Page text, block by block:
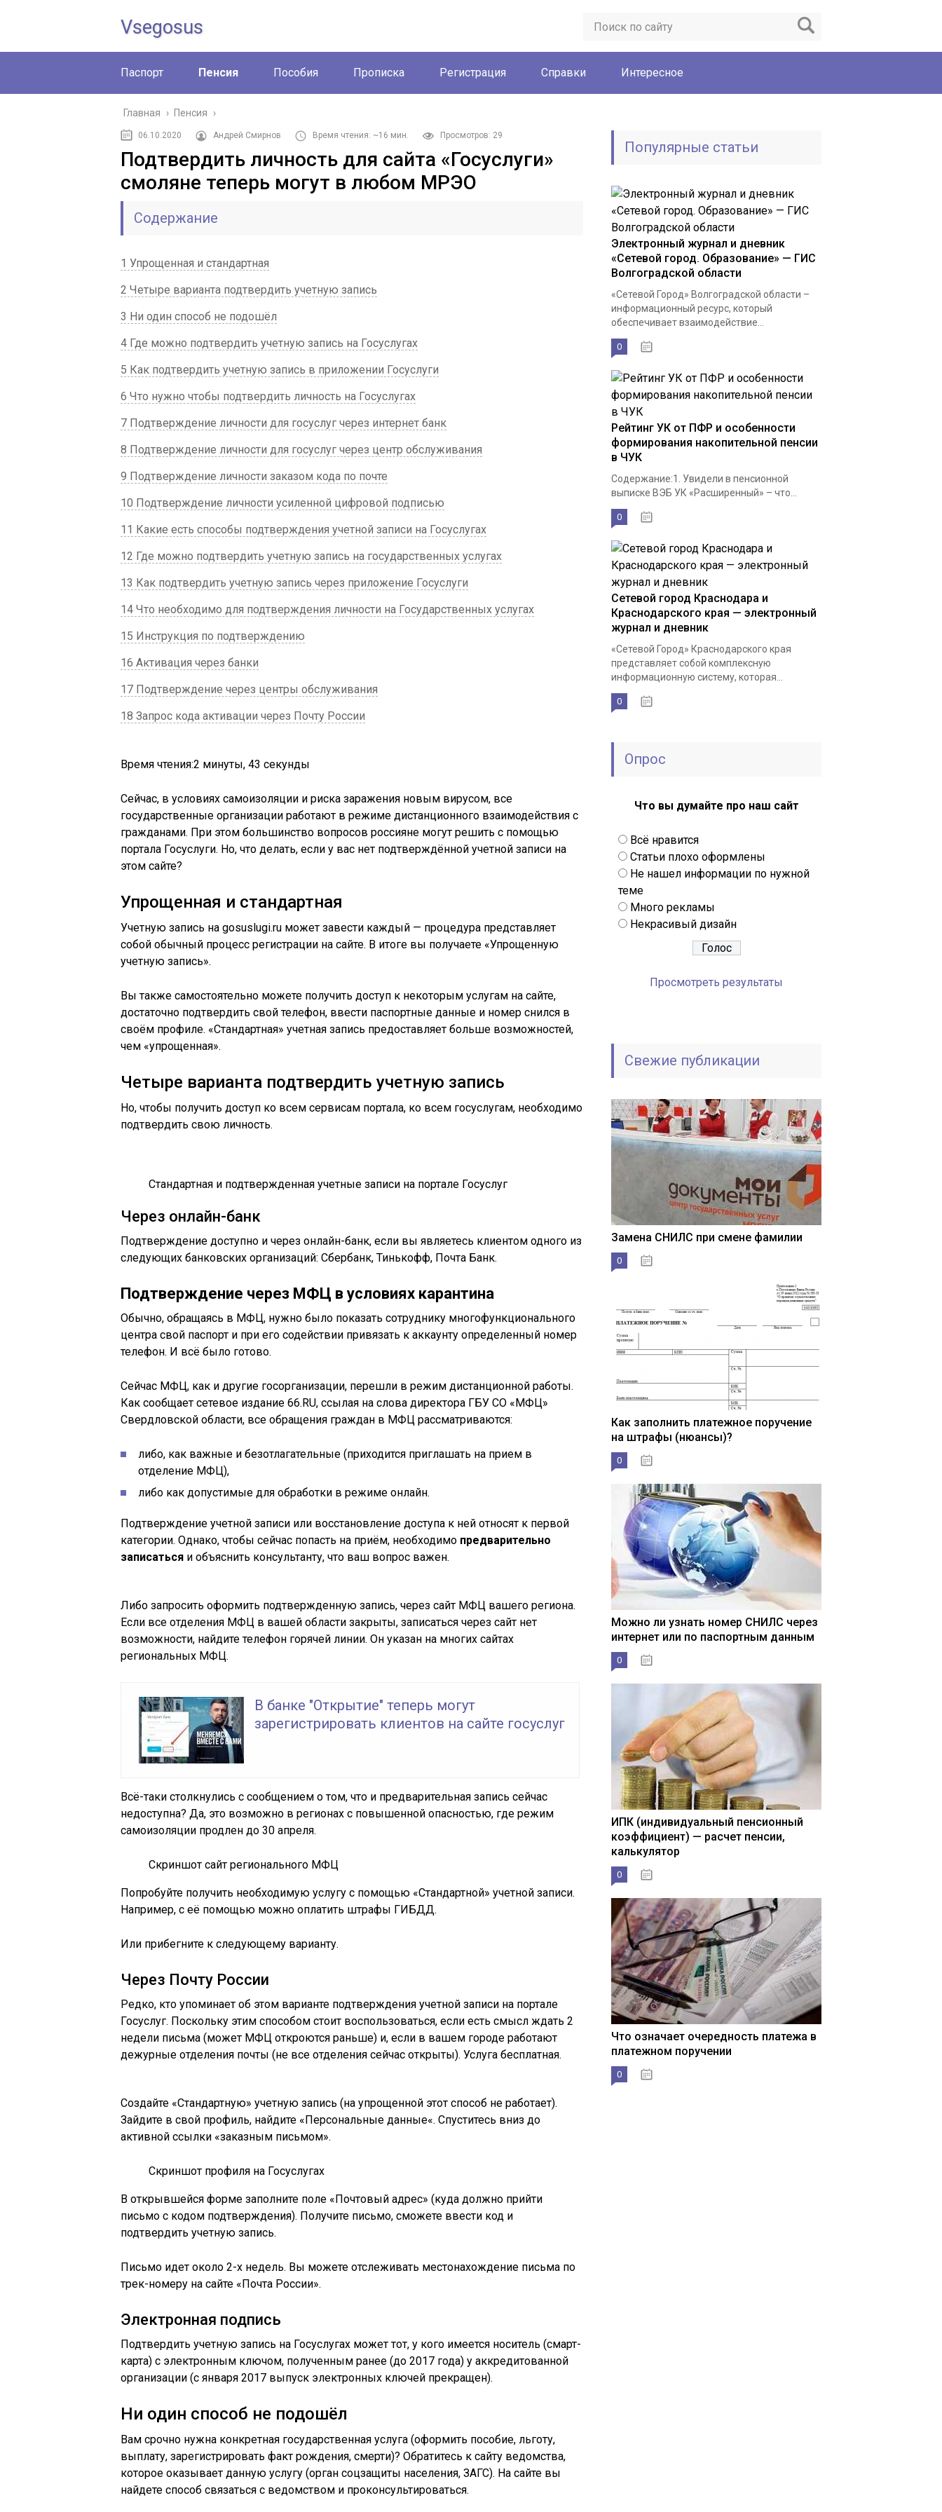
Vsegosus
Паспорт Пенсия Пособия Прописка Регистрация Справки Интересное
Главная › Пенсия ›
06.10.2020 Андрей Смирнов Время чтения: ~16 мин. Просмотров: 29
Подтвердить личность для сайта «Госуслуги»
смоляне теперь могут в любом МРЭО
Содержание
1 Упрощенная и стандартная
2 Четыре варианта подтвердить учетную запись
3 Ни один способ не подошёл
4 Где можно подтвердить учетную запись на Госуслугах
5 Как подтвердить учетную запись в приложении Госуслуги
6 Что нужно чтобы подтвердить личность на Госуслугах
7 Подтверждение личности для госуслуг через интернет банк
8 Подтверждение личности для госуслуг через центр обслуживания
9 Подтверждение личности заказом кода по почте
10 Подтверждение личности усиленной цифровой подписью
11 Какие есть способы подтверждения учетной записи на Госуслугах
12 Где можно подтвердить учетную запись на государственных услугах
13 Как подтвердить учетную запись через приложение Госуслуги
14 Что необходимо для подтверждения личности на Государственных услугах
15 Инструкция по подтверждению
16 Активация через банки
17 Подтверждение через центры обслуживания
18 Запрос кода активации через Почту России
Время чтения:2 минуты, 43 секунды
Сейчас, в условиях самоизоляции и риска заражения новым вирусом, все
государственные организации работают в режиме дистанционного взаимодействия с
гражданами. При этом большинство вопросов россияне могут решить с помощью
портала Госуслуги. Но, что делать, если у вас нет подтверждённой учетной записи на
этом сайте?
Упрощенная и стандартная
Учетную запись на gosuslugi.ru может завести каждый — процедура представляет
собой обычный процесс регистрации на сайте. В итоге вы получаете «Упрощенную
учетную запись».
Вы также самостоятельно можете получить доступ к некоторым услугам на сайте,
достаточно подтвердить свой телефон, ввести паспортные данные и номер снился в
своём профиле. «Стандартная» учетная запись предоставляет больше возможностей,
чем «упрощенная».
Четыре варианта подтвердить учетную запись
Но, чтобы получить доступ ко всем сервисам портала, ко всем госуслугам, необходимо
подтвердить свою личность.
Стандартная и подтвержденная учетные записи на портале Госуслуг
Через онлайн-банк
Подтверждение доступно и через онлайн-банк, если вы являетесь клиентом одного из
следующих банковских организаций: Сбербанк, Тинькофф, Почта Банк.
Подтверждение через МФЦ в условиях карантина
Обычно, обращаясь в МФЦ, нужно было показать сотруднику многофункционального
центра свой паспорт и при его содействии привязать к аккаунту определенный номер
телефон. И всё было готово.
Сейчас МФЦ, как и другие госорганизации, перешли в режим дистанционной работы.
Как сообщает сетевое издание 66.RU, ссылая на слова директора ГБУ СО «МФЦ»
Свердловской области, все обращения граждан в МФЦ рассматриваются:
либо, как важные и безотлагательные (приходится приглашать на прием в
отделение МФЦ),
либо как допустимые для обработки в режиме онлайн.
Подтверждение учетной записи или восстановление доступа к ней относят к первой
категории. Однако, чтобы сейчас попасть на приём, необходимо предварительно
записаться и объяснить консультанту, что ваш вопрос важен.
Либо запросить оформить подтвержденную запись, через сайт МФЦ вашего региона.
Если все отделения МФЦ в вашей области закрыты, записаться через сайт нет
возможности, найдите телефон горячей линии. Он указан на многих сайтах
региональных МФЦ.
В банке "Открытие" теперь могут
зарегистрировать клиентов на сайте госуслуг
Всё-таки столкнулись с сообщением о том, что и предварительная запись сейчас
недоступна? Да, это возможно в регионах с повышенной опасностью, где режим
самоизоляции продлен до 30 апреля.
Скриншот сайт регионального МФЦ
Попробуйте получить необходимую услугу с помощью «Стандартной» учетной записи.
Например, с её помощью можно оплатить штрафы ГИБДД.
Или прибегните к следующему варианту.
Через Почту России
Редко, кто упоминает об этом варианте подтверждения учетной записи на портале
Госуслуг. Поскольку этим способом стоит воспользоваться, если есть смысл ждать 2
недели письма (может МФЦ откроются раньше) и, если в вашем городе работают
дежурные отделения почты (не все отделения сейчас открыты). Услуга бесплатная.
Создайте «Стандартную» учетную запись (на упрощенной этот способ не работает).
Зайдите в свой профиль, найдите «Персональные данные«. Спуститесь вниз до
активной ссылки «заказным письмом».
Скриншот профиля на Госуслугах
В открывшейся форме заполните поле «Почтовый адрес» (куда должно прийти
письмо с кодом подтверждения). Получите письмо, сможете ввести код и
подтвердить учетную запись.
Письмо идет около 2-х недель. Вы можете отслеживать местонахождение письма по
трек-номеру на сайте «Почта России».
Электронная подпись
Подтвердить учетную запись на Госуслугах может тот, у кого имеется носитель (смарт-
карта) с электронным ключом, полученным ранее (до 2017 года) у аккредитованной
организации (с января 2017 выпуск электронных ключей прекращен).
Ни один способ не подошёл
Вам срочно нужна конкретная государственная услуга (оформить пособие, льготу,
выплату, зарегистрировать факт рождения, смерти)? Обратитесь к сайту ведомства,
которое оказывает данную услугу (орган соцзащиты населения, ЗАГС). На сайте вы
найдете способ связаться с ведомством и проконсультироваться.
Популярные статьи
Электронный журнал и дневник
«Сетевой город. Образование» — ГИС
Волгоградской области
«Сетевой Город» Волгоградской области –
информационный ресурс, который
обеспечивает взаимодействие...
0
Рейтинг УК от ПФР и особенности
формирования накопительной пенсии
в ЧУК
Содержание:1. Увидели в пенсионной
выписке ВЭБ УК «Расширенный» – что...
0
Сетевой город Краснодара и
Краснодарского края — электронный
журнал и дневник
«Сетевой Город» Краснодарского края
представляет собой комплексную
информационную систему, которая...
0
Опрос
Что вы думайте про наш сайт
Всё нравится
Статьи плохо оформлены
Не нашел информации по нужной
теме
Много рекламы
Некрасивый дизайн
Просмотреть результаты
Свежие публикации
Замена СНИЛС при смене фамилии
0
Как заполнить платежное поручение
на штрафы (нюансы)?
0
Можно ли узнать номер СНИЛС через
интернет или по паспортным данным
0
ИПК (индивидуальный пенсионный
коэффициент) — расчет пенсии,
калькулятор
0
Что означает очередность платежа в
платежном поручении
0